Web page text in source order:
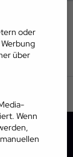
oder
über
Wenn